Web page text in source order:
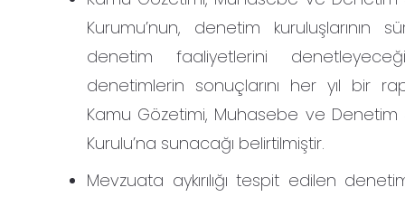
Kurumu’nun, denetim kuruluşlarının
denetim faaliyetlerini
denetimlerin sonuçlarını her yıl bir
Kamu Gözetimi, Muhasebe ve Denetim
Kurulu’na sunacağı belirtilmiştir.
Mevzuata aykırılığı tespit edilen